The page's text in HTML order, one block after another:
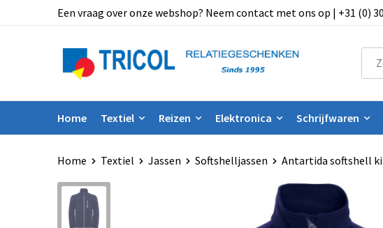
Een vraag over onze webshop? Neem contact met ons op | +31 (0)
Home Textiel Reizen Elektronica Schrijfwaren
Home Textiel Jassen Softshelljassen Antartida softshell